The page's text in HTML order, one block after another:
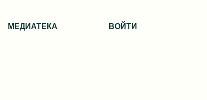
МЕДИАТЕКА ВОЙТИ